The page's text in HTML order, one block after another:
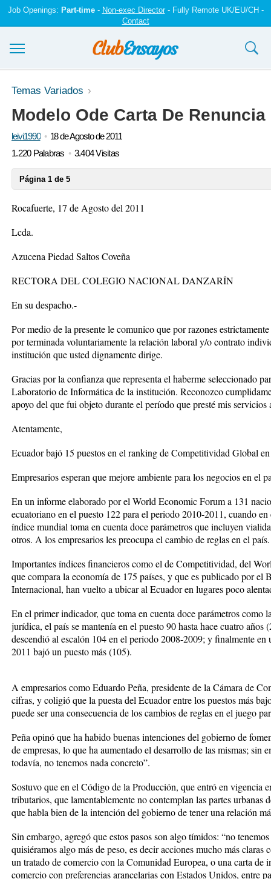
Job Openings: Part-time- Non-exec Director- Fully Remote UK/EU/CH -
Contact
Ensayos y trabajos
Registrarse
Iniciar sesión
Temas Variados
Modelo Ode Carta De Renuncia
leivi1990
18 de Agosto de 2011
1.220 Palabras
3.404 Visitas
Página 1 de 5
Rocafuerte, 17 de Agosto del 2011
Lcda.
Azucena Piedad Saltos Coveña
RECTORA DEL COLEGIO NACIONAL DANZARÍN
En su despacho.-
Por medio de la presente le comunico que por razones
por terminada voluntariamente la relación laboral y/o contrato
institución que usted dignamente dirige.
Gracias por la confianza que representa el haberme seleccionado
Laboratorio de Informática de la institución. Reconozco
apoyo del que fui objeto durante el período que presté mis
Atentamente,
Ecuador bajó 15 puestos en el ranking de Competitividad Global
Empresarios esperan que mejore ambiente para los negocios en el
En un informe elaborado por el World Economic Forum a 131
ecuatoriano en el puesto 122 para el periodo 2010-2011, cuando
índice mundial toma en cuenta doce parámetros que incluyen
otros. A los empresarios les preocupa el cambio de reglas en el país.
Importantes índices financieros como el de Competitividad, del
que compara la economía de 175 países, y que es publicado por
Internacional, han vuelto a ubicar al Ecuador en lugares poco
En el primer indicador, que toma en cuenta doce parámetros como
jurídica, el país se mantenía en el puesto 90 hasta hace cuatro
descendió al escalón 104 en el periodo 2008-2009; y finalmente
2011 bajó un puesto más (105).
A empresarios como Eduardo Peña, presidente de la Cámara de
cifras, y coligió que la puesta del Ecuador entre los puestos más
puede ser una consecuencia de los cambios de reglas en el juego
Peña opinó que ha habido buenas intenciones del gobierno de
de empresas, lo que ha aumentado el desarrollo de las mismas; sin
todavía, no tenemos nada concreto”.
Sostuvo que en el Código de la Producción, que entró en vigencia
tributarios, que lamentablemente no contemplan las partes
que habla bien de la intención del gobierno de tener una relación
Sin embargo, agregó que estos pasos son algo tímidos: “no
quisiéramos algo más de peso, es decir acciones mucho más
un tratado de comercio con la Comunidad Europea, o una carta de
comercio con preferencias arancelarias con Estados Unidos, entre